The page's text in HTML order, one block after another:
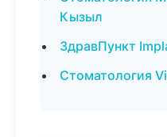
Кызыл
ЗдравПункт
Стоматология